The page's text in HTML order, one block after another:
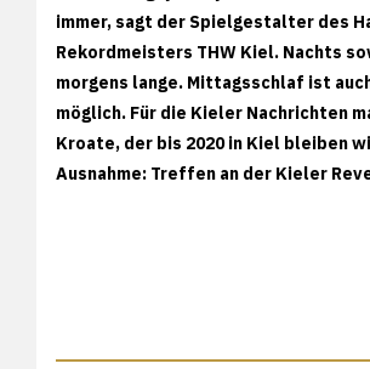
immer, sagt der Spielgestalter des
Rekordmeisters THW Kiel. Nachts
morgens lange. Mittagsschlaf ist
möglich. Für die Kieler Nachrichten
Kroate, der bis 2020 in Kiel bleiben
Ausnahme: Treffen an der Kieler